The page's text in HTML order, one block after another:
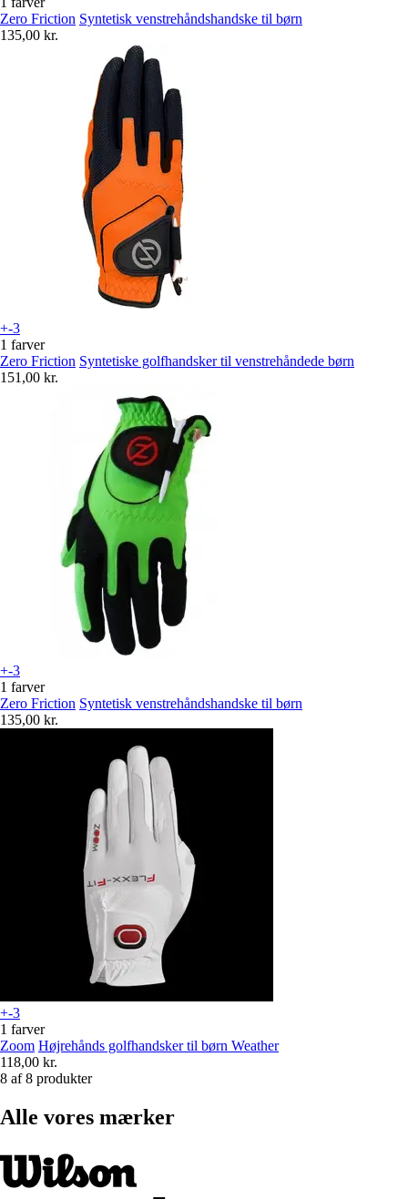
Zero Friction Syntetisk venstrehåndshandske til børn
135,00 kr.
+-3
1 farver
Zero Friction Syntetiske golfhandsker til venstrehåndede børn
151,00 kr.
+-3
1 farver
Zero Friction Syntetisk venstrehåndshandske til børn
135,00 kr.
+-3
1 farver
Zoom Højrehånds golfhandsker til børn Weather
118,00 kr.
8 af 8 produkter
Alle vores mærker